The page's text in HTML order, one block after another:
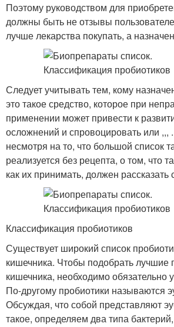
Поэтому руководством для
должны быть не отзывы
лучше лекарства покупать, а
Следует учитывать тем, кому
это такое средство, которое при
применении может привести к
осложнений и спровоцировать или ,,,
несмотря на то, что большой список
реализуется без рецепта, о том, что
как их принимать, должен рассказать
Классификация пробиотиков
Существует широкий список
кишечника. Чтобы подобрать лучшие
кишечника, необходимо обязательно
По-другому пробиотики называются
Обсуждая, что собой представляют
такое, определяем два типа